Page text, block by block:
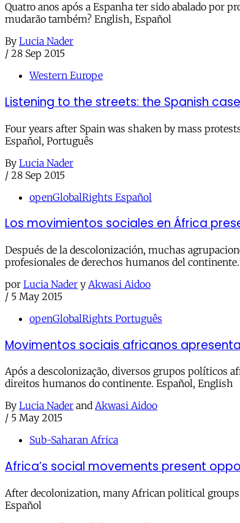
Quatro anos após a Espanha ter sido abalado por
mudarão também?‬‬‬‬‬‬‬‬‬‬ English, Español
By Lucia Nader
/ 28 Sep 2015
Western Europe
Listening to the streets: the Spanish case
Four years after Spain was shaken by mass
Español, Português
By Lucia Nader
/ 28 Sep 2015
openGlobalRights Español
Los movimientos sociales en África
Después de la descolonización, muchas
profesionales de derechos humanos del
por Lucia Nader y Akwasi Aidoo
/ 5 May 2015
openGlobalRights Português
Movimentos sociais africanos
Após a descolonização, diversos grupos políticos
direitos humanos do continente.‬ Español, English
By Lucia Nader and Akwasi Aidoo
/ 5 May 2015
Sub-Saharan Africa
Africa’s social movements present
After decolonization, many African political
Español